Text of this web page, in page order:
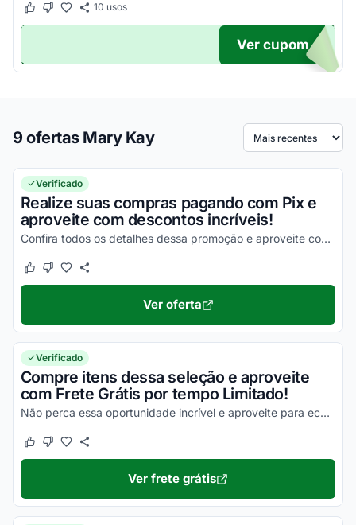
Este cupom funcionou
Este cupom não funcionou
10 usos
TICO
Ver cupom
9 ofertas Mary Kay Ordenar por
Verificado
Realize suas compras pagando com Pix e
aproveite com descontos incríveis!
Confira todos os detalhes dessa promoção e aproveite com as melhores vantagens agora mesmo!
Este cupom funcionou
Este cupom não funcionou
Ver oferta
Verificado
Compre itens dessa seleção e aproveite
com Frete Grátis por tempo Limitado!
Não perca essa oportunidade incrível e aproveite para economizar na entrega de todos os seus produtos!
Este cupom funcionou
Este cupom não funcionou
Ver frete grátis